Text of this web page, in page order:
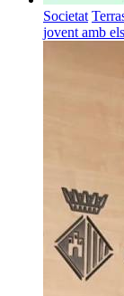
Societat
jovent amb